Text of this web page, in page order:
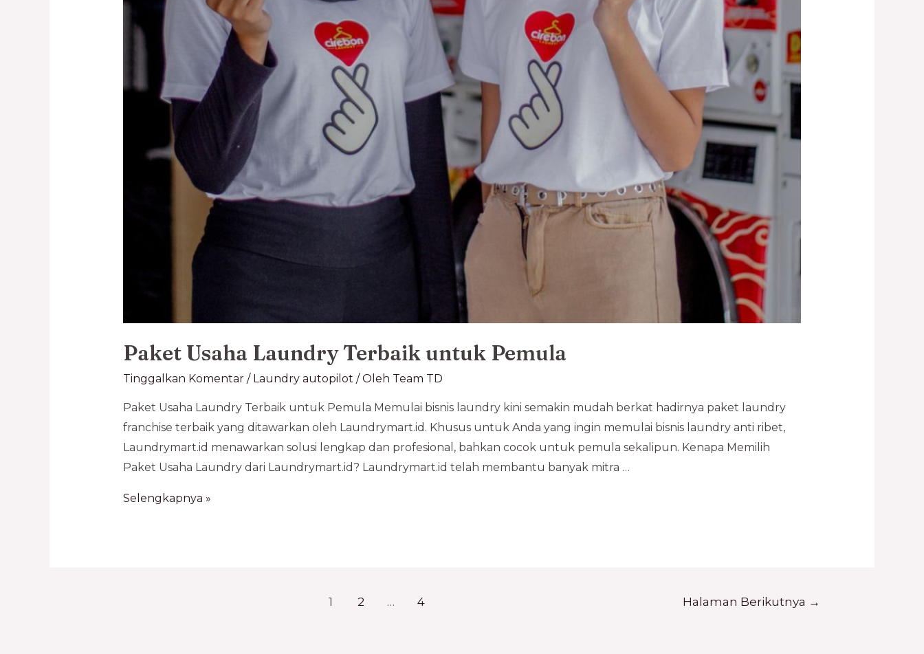
Paket Usaha Laundry Terbaik untuk Pemula
Tinggalkan Komentar / Laundry autopilot / Oleh Team TD
Paket Usaha Laundry Terbaik untuk Pemula Memulai bisnis laundry kini semakin mudah berkat hadirnya paket laundry
franchise terbaik yang ditawarkan oleh Laundrymart.id. Khusus untuk Anda yang ingin memulai bisnis laundry anti ribet,
Laundrymart.id menawarkan solusi lengkap dan profesional, bahkan cocok untuk pemula sekalipun. Kenapa Memilih
Paket Usaha Laundry dari Laundrymart.id? Laundrymart.id telah membantu banyak mitra …
Selengkapnya »
1 2 … 4 Halaman Berikutnya →